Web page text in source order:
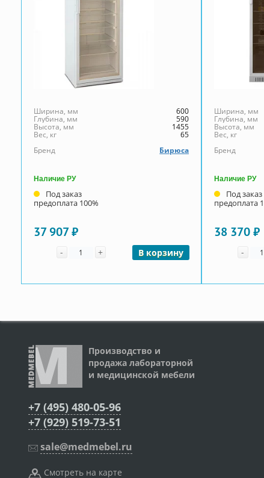
Ширина, мм 600
Глубина, мм 590
Высота, мм 1455
Вес, кг
65
Бренд
Бирюса
Наличие РУ
Под заказ
предоплата 100%
37 907 ₽
- Количество
+ В корзину
Ширина, мм
Глубина, мм
Высота, мм
Вес, кг
Бренд
Наличие РУ
Под заказ
предоплата
38 370 ₽
-
Производство и
продажа лабораторной
и медицинской мебели
+7 (495) 480-05-96
+7 (929) 519-73-51
sale@medmebel.ru
Смотреть на карте